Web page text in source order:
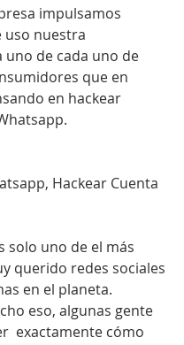
impulsamos
uso nuestra
de cada uno de
que en
en hackear
Hackear Cuenta
solo uno de el más
querido redes sociales
en el planeta.
eso, algunas gente
exactamente cómo